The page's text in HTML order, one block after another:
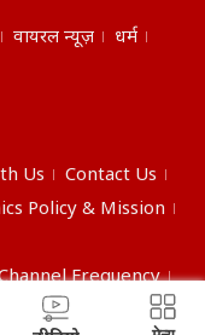
वायरल न्यूज़
धर्म
Us
Contact Us
Policy & Mission
Frequency